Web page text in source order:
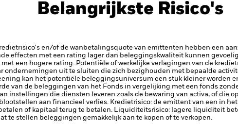
Belangrijkste Risico's
en/of de wanbetalingsquote van emittenten hebben een
effecten met een rating lager dan beleggingskwaliteit kunnen
een hogere rating. Potentiële of werkelijke verlagingen van de
ondernemingen uit te sluiten die zich bezighouden met bepaalde
kan het potentiële beleggingsuniversum een stuk kleiner worden
van de beleggingen van het Fonds in vergelijking met een fonds
instellingen die diensten leveren zoals de bewaring van activa, of die
aan financieel verlies. Kredietrisico: de emittent van een in
of kapitaal terug te betalen. Liquiditeitsrisico: lagere liquiditeit
te stellen beleggingen gemakkelijk aan te kopen of te verkopen.